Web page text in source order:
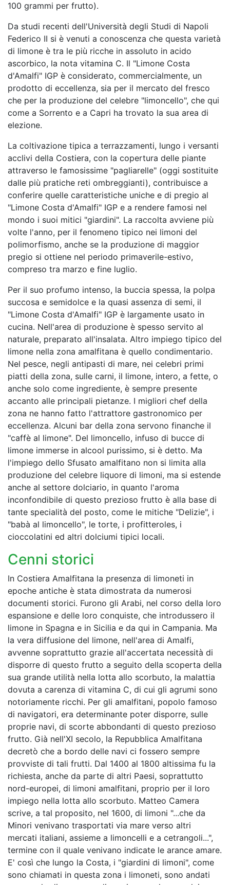
100 grammi per frutto).
Da studi recenti dell'Università degli Studi di Napoli
Federico II si è venuti a conoscenza che questa varietà
di limone è tra le più ricche in assoluto in acido
ascorbico, la nota vitamina C. Il "Limone Costa
d'Amalfi" IGP è considerato, commercialmente, un
prodotto di eccellenza, sia per il mercato del fresco
che per la produzione del celebre "limoncello", che qui
come a Sorrento e a Capri ha trovato la sua area di
elezione.
La coltivazione tipica a terrazzamenti, lungo i versanti
acclivi della Costiera, con la copertura delle piante
attraverso le famosissime "pagliarelle" (oggi sostituite
dalle più pratiche reti ombreggianti), contribuisce a
conferire quelle caratteristiche uniche e di pregio al
"Limone Costa d'Amalfi" IGP e a rendere famosi nel
mondo i suoi mitici "giardini". La raccolta avviene più
volte l'anno, per il fenomeno tipico nei limoni del
polimorfismo, anche se la produzione di maggior
pregio si ottiene nel periodo primaverile-estivo,
compreso tra marzo e fine luglio.
Per il suo profumo intenso, la buccia spessa, la polpa
succosa e semidolce e la quasi assenza di semi, il
"Limone Costa d'Amalfi" IGP è largamente usato in
cucina. Nell'area di produzione è spesso servito al
naturale, preparato all'insalata. Altro impiego tipico del
limone nella zona amalfitana è quello condimentario.
Nel pesce, negli antipasti di mare, nei celebri primi
piatti della zona, sulle carni, il limone, intero, a fette, o
anche solo come ingrediente, è sempre presente
accanto alle principali pietanze. I migliori chef della
zona ne hanno fatto l'attrattore gastronomico per
eccellenza. Alcuni bar della zona servono finanche il
"caffè al limone". Del limoncello, infuso di bucce di
limone immerse in alcool purissimo, si è detto. Ma
l'impiego dello Sfusato amalfitano non si limita alla
produzione del celebre liquore di limoni, ma si estende
anche al settore dolciario, in quanto l'aroma
inconfondibile di questo prezioso frutto è alla base di
tante specialità del posto, come le mitiche "Delizie", i
"babà al limoncello", le torte, i profitteroles, i
cioccolatini ed altri dolciumi tipici locali.
Cenni storici
In Costiera Amalfitana la presenza di limoneti in
epoche antiche è stata dimostrata da numerosi
documenti storici. Furono gli Arabi, nel corso della loro
espansione e delle loro conquiste, che introdussero il
limone in Spagna e in Sicilia e da qui in Campania. Ma
la vera diffusione del limone, nell'area di Amalfi,
avvenne soprattutto grazie all'accertata necessità di
disporre di questo frutto a seguito della scoperta della
sua grande utilità nella lotta allo scorbuto, la malattia
dovuta a carenza di vitamina C, di cui gli agrumi sono
notoriamente ricchi. Per gli amalfitani, popolo famoso
di navigatori, era determinante poter disporre, sulle
proprie navi, di scorte abbondanti di questo prezioso
frutto. Già nell'XI secolo, la Repubblica Amalfitana
decretò che a bordo delle navi ci fossero sempre
provviste di tali frutti. Dal 1400 al 1800 altissima fu la
richiesta, anche da parte di altri Paesi, soprattutto
nord-europei, di limoni amalfitani, proprio per il loro
impiego nella lotta allo scorbuto. Matteo Camera
scrive, a tal proposito, nel 1600, di limoni "...che da
Minori venivano trasportati via mare verso altri
mercati italiani, assieme a limoncelli e a cetrangoli...",
termine con il quale venivano indicate le arance amare.
E' così che lungo la Costa, i "giardini di limoni", come
sono chiamati in questa zona i limoneti, sono andati